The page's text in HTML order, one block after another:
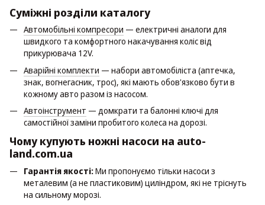
Суміжні розділи каталогу
Автомобільні компресори — електричні аналоги для
швидкого та комфортного накачування коліс від
прикурювача 12V.
Аварійні комплекти — набори автомобіліста (аптечка,
знак, вогнегасник, трос), які мають обов'язково бути в
кожному авто разом із насосом.
Автоінструмент — домкрати та балонні ключі для
самостійної заміни пробитого колеса на дорозі.
Чому купують ножні насоси на auto-
land.com.ua
Гарантія якості:Ми пропонуємо тільки насоси з
металевим (а не пластиковим) циліндром, які не тріснуть
на сильному морозі.